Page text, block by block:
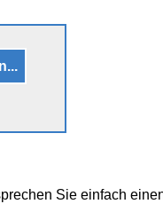
Sie einfach